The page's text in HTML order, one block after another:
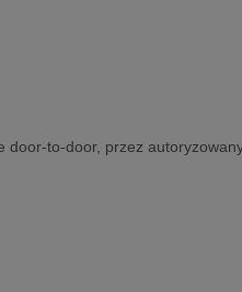
to-door, przez